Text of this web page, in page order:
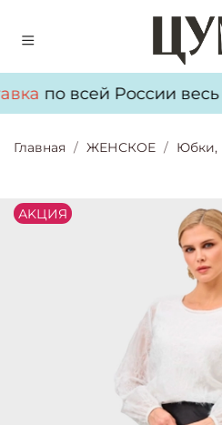
по всей России весь
Главная ЖЕНСКОЕ Юбки,
АKЦИЯ